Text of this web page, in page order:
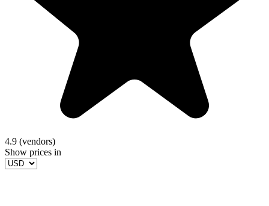
4.9 (vendors)
Show prices in